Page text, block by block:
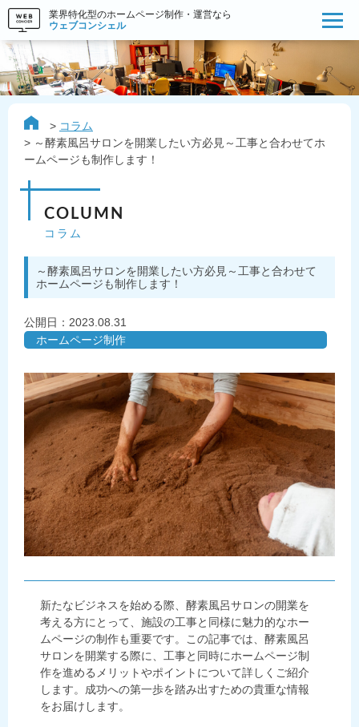
業界特化型のホームページ制作・運営なら
ウェブコンシェル
コラム
～酵素風呂サロンを開業したい方必見～工事と合わせてホ
ームページも制作します！
COLUMN
コラム
～酵素風呂サロンを開業したい方必見～工事と合わせて
ホームページも制作します！
公開日： 2023.08.31
ホームページ制作
新たなビジネスを始める際、酵素風呂サロンの開業を
考える方にとって、施設の工事と同様に魅力的なホー
ムページの制作も重要です。この記事では、酵素風呂
サロンを開業する際に、工事と同時にホームページ制
作を進めるメリットやポイントについて詳しくご紹介
します。成功への第一歩を踏み出すための貴重な情報
をお届けします。